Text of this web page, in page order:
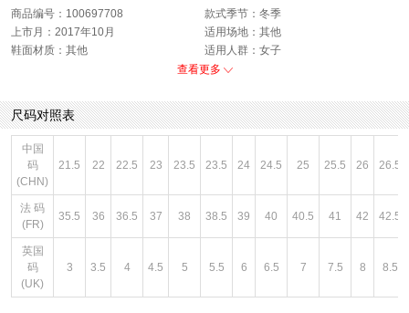
商品编号：100697708
款式季节：冬季
上市月：2017年10月
适用场地：其他
鞋面材质：其他
适用人群：女子
销售季：17Q4
渠道划分：线下同步
鞋帮：中帮
鞋底材质：其他
色系：灰色
主要功能：其他
闭合方式：系带
查看更多
尺码对照表
中国
码
(CHN)
21.5 22 22.5 23 23.5 23.5 24 24.5 25 25.5 26 26.5
法 码
(FR)
35.5 36 36.5 37 38 38.5 39 40 40.5 41 42 42.5
英国
码
(UK)
3 3.5 4 4.5 5 5.5 6 6.5 7 7.5 8 8.5